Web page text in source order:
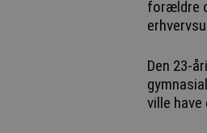
forældre
Den 23-
ville have